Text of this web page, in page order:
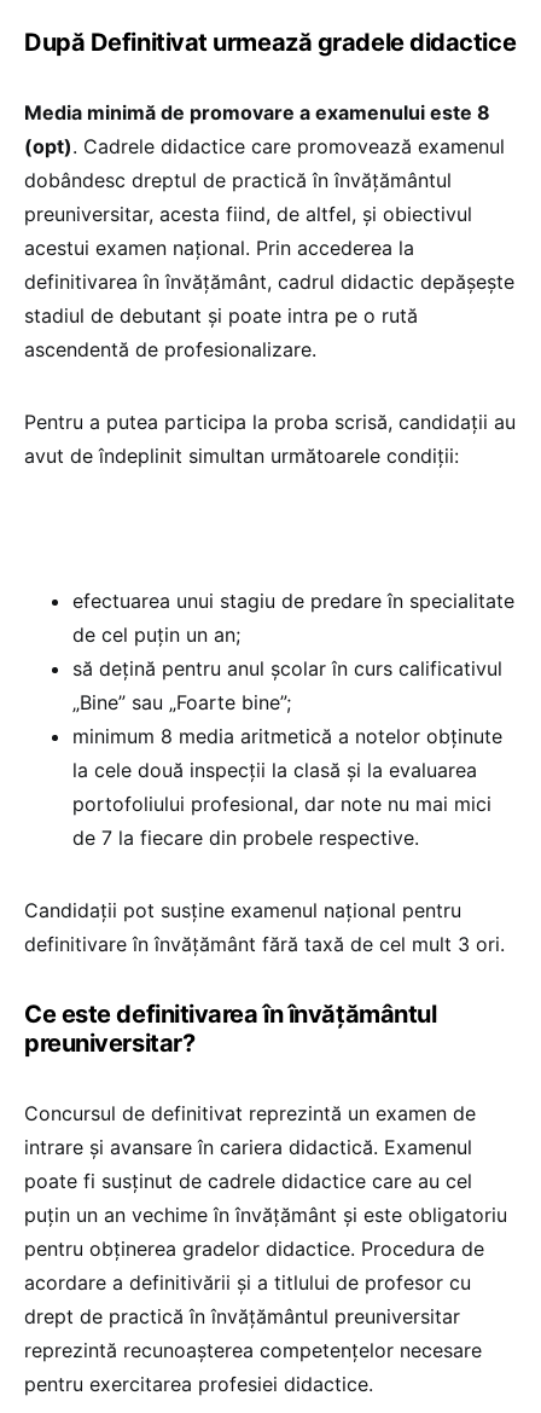
După Definitivat urmează gradele didactice
Media minimă de promovare a examenului este 8
(opt). Cadrele didactice care promovează examenul
dobândesc dreptul de practică în învăţământul
preuniversitar, acesta fiind, de altfel, și obiectivul
acestui examen național. Prin accederea la
definitivarea în învățământ, cadrul didactic depășește
stadiul de debutant și poate intra pe o rută
ascendentă de profesionalizare.
Pentru a putea participa la proba scrisă, candidații au
avut de îndeplinit simultan următoarele condiții:
efectuarea unui stagiu de predare în specialitate
de cel puţin un an;
să dețină pentru anul şcolar în curs calificativul
„Bine” sau „Foarte bine”;
minimum 8 media aritmetică a notelor obținute
la cele două inspecții la clasă și la evaluarea
portofoliului profesional, dar note nu mai mici
de 7 la fiecare din probele respective.
Candidaţii pot susţine examenul naţional pentru
definitivare în învăţământ fără taxă de cel mult 3 ori.
Ce este definitivarea în învățământul
preuniversitar?
Concursul de definitivat reprezintă un examen de
intrare și avansare în cariera didactică. Examenul
poate fi susținut de cadrele didactice care au cel
puțin un an vechime în învățământ și este obligatoriu
pentru obținerea gradelor didactice. Procedura de
acordare a definitivării și a titlului de profesor cu
drept de practică în învățământul preuniversitar
reprezintă recunoașterea competențelor necesare
pentru exercitarea profesiei didactice.